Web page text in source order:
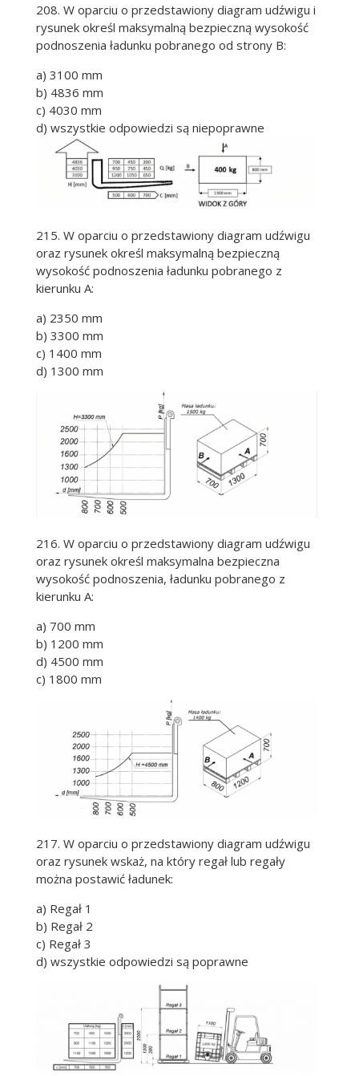
208. W oparciu o przedstawiony diagram udźwigu i
rysunek określ maksymalną bezpieczną wysokość
podnoszenia ładunku pobranego od strony B:
a) 3100 mm
b) 4836 mm
c) 4030 mm
d) wszystkie odpowiedzi są niepoprawne
215. W oparciu o przedstawiony diagram udźwigu
oraz rysunek określ maksymalną bezpieczną
wysokość podnoszenia ładunku pobranego z
kierunku A:
a) 2350 mm
b) 3300 mm
c) 1400 mm
d) 1300 mm
216. W oparciu o przedstawiony diagram udźwigu
oraz rysunek określ maksymalna bezpieczna
wysokość podnoszenia, ładunku pobranego z
kierunku A:
a) 700 mm
b) 1200 mm
d) 4500 mm
c) 1800 mm
217. W oparciu o przedstawiony diagram udźwigu
oraz rysunek wskaż, na który regał lub regały
można postawić ładunek:
a) Regał 1
b) Regał 2
c) Regał 3
d) wszystkie odpowiedzi są poprawne